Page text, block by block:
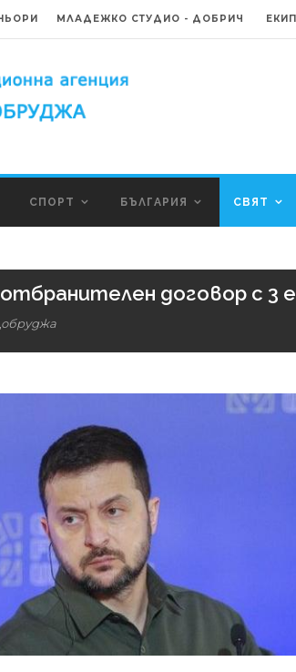
МЛАДЕЖКО СТУДИО - ДОБРИЧ ЕКИП
СПОРТ БЪЛГАРИЯ СВЯТ
договор с 3